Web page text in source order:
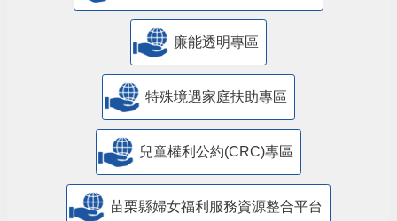
廉能透明專區
特殊境遇家庭扶助專區
兒童權利公約(CRC)專區
苗栗縣婦女福利服務資源整合平台